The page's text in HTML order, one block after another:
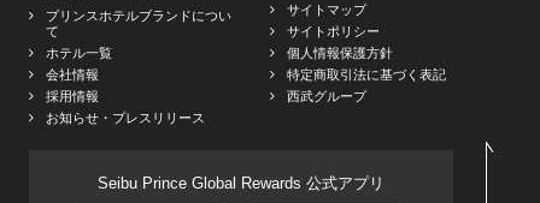
プリンスホテルブランドについ
て
ホテル一覧
会社情報
採用情報
お知らせ・プレスリリース
サイトマップ
サイトポリシー
個人情報保護方針
特定商取引法に基づく表記
西武グループ
Seibu Prince Global Rewards 公式アプリ